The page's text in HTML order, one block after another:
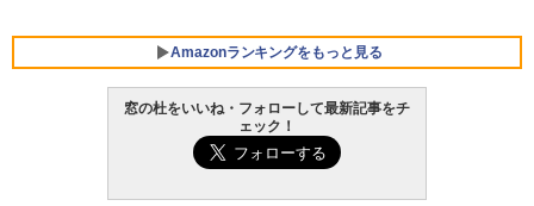
Amazonランキングをもっと見る
窓の杜をいいね・フォローして最新記事をチ
ェック！